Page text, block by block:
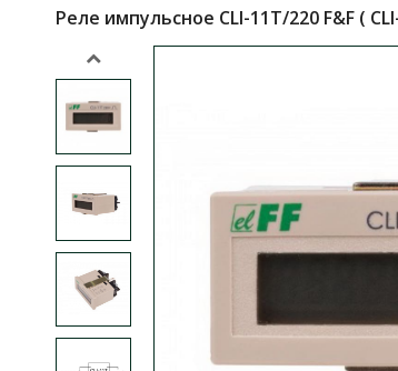
Реле импульсное CLI-11T/220 F&F (